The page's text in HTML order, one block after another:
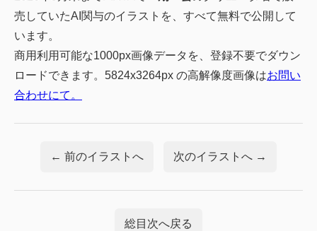
売していたAI関与のイラストを、すべて無料で公開して
います。
商用利用可能な1000px画像データを、登録不要でダウン
ロードできます。5824x3264px の高解像度画像はお問い
合わせにて。
← 前のイラストへ 次のイラストへ →
総目次へ戻る